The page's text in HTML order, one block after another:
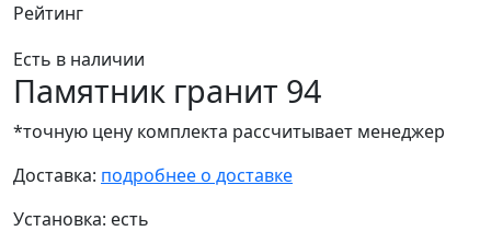
Рейтинг
Есть в наличии
Памятник гранит 94
*точную цену комплекта рассчитывает менеджер
Доставка: подробнее о доставке
Установка: есть